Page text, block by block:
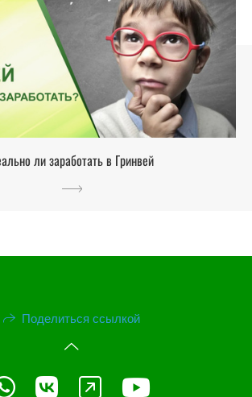
ли заработать в Гринвей
Поделиться ссылкой